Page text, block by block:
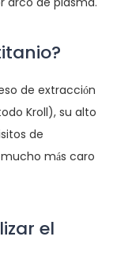
de extracción
Kroll), su alto
de
más caro
el